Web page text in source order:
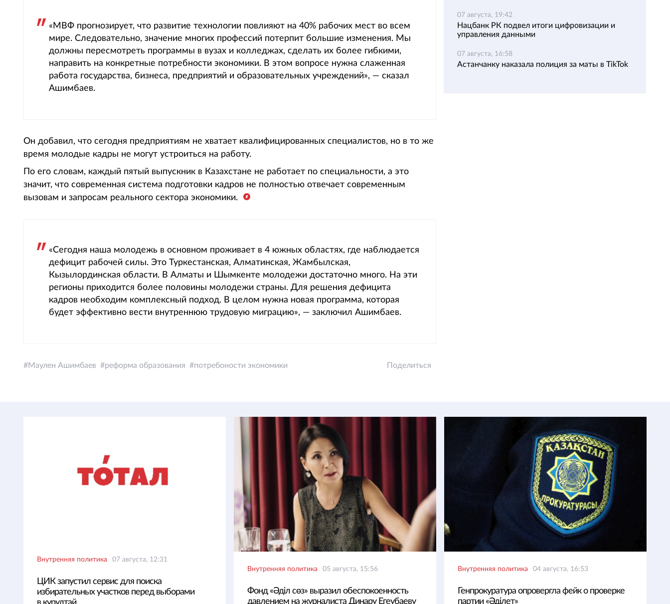
«МВФ прогнозирует, что развитие технологии повлияют на 40% рабочих мест во всем
мире. Следовательно, значение многих профессий потерпит большие изменения. Мы
должны пересмотреть программы в вузах и колледжах, сделать их более гибкими,
направить на конкретные потребности экономики. В этом вопросе нужна слаженная
работа государства, бизнеса, предприятий и образовательных учреждений», — сказал
Ашимбаев.
Он добавил, что сегодня предприятиям не хватает квалифицированных специалистов, но в то же
время молодые кадры не могут устроиться на работу.
По его словам, каждый пятый выпускник в Казахстане не работает по специальности, а это
значит, что современная система подготовки кадров не полностью отвечает современным
вызовам и запросам реального сектора экономики.
«Сегодня наша молодежь в основном проживает в 4 южных областях, где наблюдается
дефицит рабочей силы. Это Туркестанская, Алматинская, Жамбылская,
Кызылординская области. В Алматы и Шымкенте молодежи достаточно много. На эти
регионы приходится более половины молодежи страны. Для решения дефицита
кадров необходим комплексный подход. В целом нужна новая программа, которая
будет эффективно вести внутреннюю трудовую миграцию», — заключил Ашимбаев.
Маулен Ашимбаев реформа образования потребоности экономики Поделиться
07 августа, 19:42
Нацбанк РК подвел итоги цифровизации и
управления данными
07 августа, 16:58
Астанчанку наказала полиция за маты в TikTok
Внутренняя политика 07 августа, 12:31
ЦИК запустил сервис для поиска
избирательных участков перед выборами
Внутренняя политика 05 августа, 15:56
Фонд «Әділ сөз» выразил обеспокоенность
давлением на журналиста Динару Егеубаеву
Внутренняя политика 04 августа, 16:53
Генпрокуратура опровергла фейк о проверке
партии «Әділет»